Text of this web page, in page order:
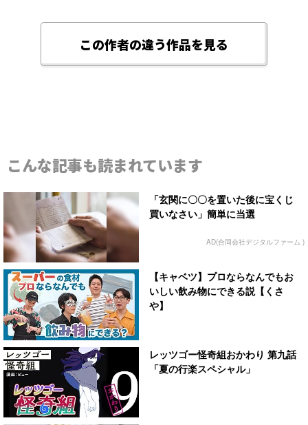
この作者の違う作品を見る
こんな記事も読まれています
「玄関に〇〇を置いた後に宝くじ
買いなさい」簡単に当選
AD(合同会社デジタルファーム )
【キャベツ】プロならなんでもお
いしい飲み物にできる説【くさ
や】
レッツゴー怪奇組おかわり 第九話
「夏の行楽スペシャル」